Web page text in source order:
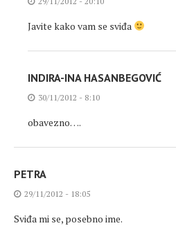
Javite kako vam se sviđa
INDIRA-INA HASANBEGOVIĆ
30/11/2012 - 8:10
obavezno….
PETRA
29/11/2012 - 18:05
Sviđa mi se, posebno ime.